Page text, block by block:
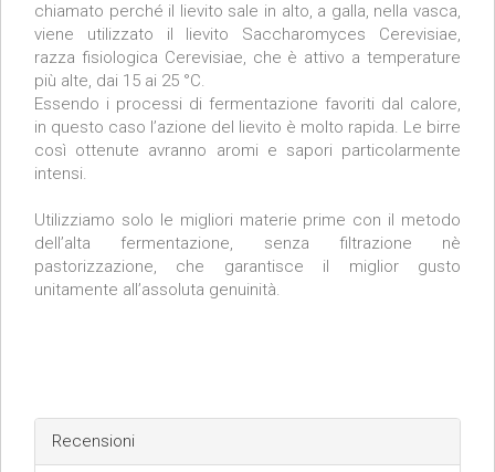
chiamato perché il lievito sale in alto, a galla, nella vasca,
viene utilizzato il lievito Saccharomyces Cerevisiae,
razza fisiologica Cerevisiae, che è attivo a temperature
più alte, dai 15 ai 25 °C.
Essendo i processi di fermentazione favoriti dal calore,
in questo caso l’azione del lievito è molto rapida. Le birre
così ottenute avranno aromi e sapori particolarmente
intensi.
Utilizziamo solo le migliori materie prime con il metodo
dell’alta fermentazione, senza filtrazione nè
pastorizzazione, che garantisce il miglior gusto
unitamente all’assoluta genuinità.
Recensioni